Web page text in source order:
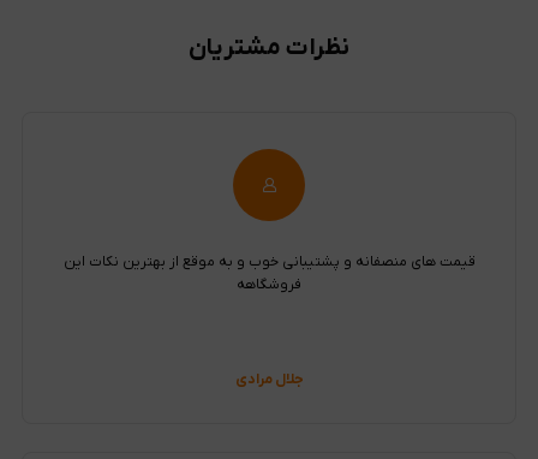
نظرات مشتریان
قیمت های منصفانه و پشتیبانی خوب و به موقع از بهترین نکات این
فروشگاهه
جلال مرادی